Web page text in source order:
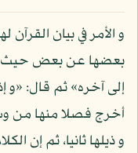
و الأمر في بيان
بعضها عن بعض حيث
إلى آخره» ثم قال: «و
أخرج فصلا منها من
و ذيلها ثانيا، ثم إن